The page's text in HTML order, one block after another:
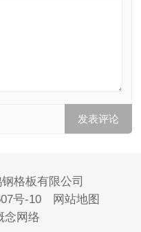
格板有限公司
号-10
网站地图
念网络